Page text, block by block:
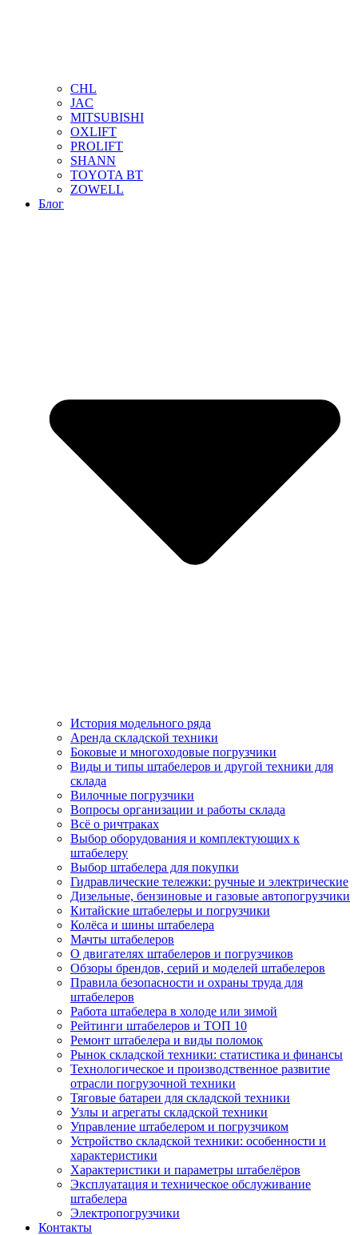
CHL
JAC
MITSUBISHI
OXLIFT
PROLIFT
SHANN
TOYOTA BT
ZOWELL
Блог
История модельного ряда
Аренда складской техники
Боковые и многоходовые погрузчики
Виды и типы штабелеров и другой техники для
склада
Вилочные погрузчики
Вопросы организации и работы склада
Всё о ричтраках
Выбор оборудования и комплектующих к
штабелеру
Выбор штабелера для покупки
Гидравлические тележки: ручные и электрические
Дизельные, бензиновые и газовые автопогрузчики
Китайские штабелеры и погрузчики
Колёса и шины штабелера
Мачты штабелеров
О двигателях штабелеров и погрузчиков
Обзоры брендов, серий и моделей штабелеров
Правила безопасности и охраны труда для
штабелеров
Работа штабелера в холоде или зимой
Рейтинги штабелеров и ТОП 10
Ремонт штабелера и виды поломок
Рынок складской техники: статистика и финансы
Технологическое и производственное развитие
отрасли погрузочной техники
Тяговые батареи для складской техники
Узлы и агрегаты складской техники
Управление штабелером и погрузчиком
Устройство складской техники: особенности и
характеристики
Характеристики и параметры штабелёров
Эксплуатация и техническое обслуживание
штабелера
Электропогрузчики
Контакты